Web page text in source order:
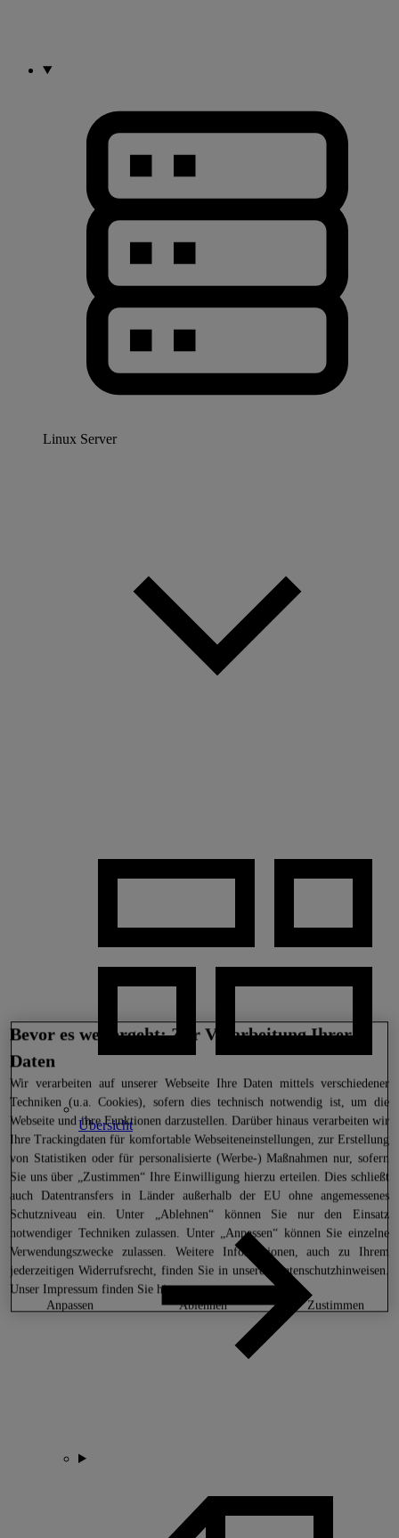
Linux Server
Übersicht
Bevor es weitergeht: Zur Verarbeitung Ihrer
Daten
Wir verarbeiten auf unserer Webseite Ihre Daten mittels verschiedener
Techniken (u.a. Cookies), sofern dies technisch notwendig ist, um die
Webseite und ihre Funktionen darzustellen. Darüber hinaus verarbeiten wir
Ihre Trackingdaten für komfortable Webseiteneinstellungen, zur Erstellung
von Statistiken oder für personalisierte (Werbe-) Maßnahmen nur, sofern
Sie uns über „Zustimmen“ Ihre Einwilligung hierzu erteilen. Dies schließt
auch Datentransfers in Länder außerhalb der EU ohne angemessenes
Schutzniveau ein. Unter „Ablehnen“ können Sie nur den Einsatz
notwendiger Techniken zulassen. Unter „Anpassen“ können Sie einzelne
Verwendungszwecke zulassen. Weitere Informationen, auch zu Ihrem
jederzeitigen Widerrufsrecht, finden Sie in unseren
Datenschutzhinweisen.
Unser Impressum finden Sie hier.
ablehnen
zustimmen
anpassen